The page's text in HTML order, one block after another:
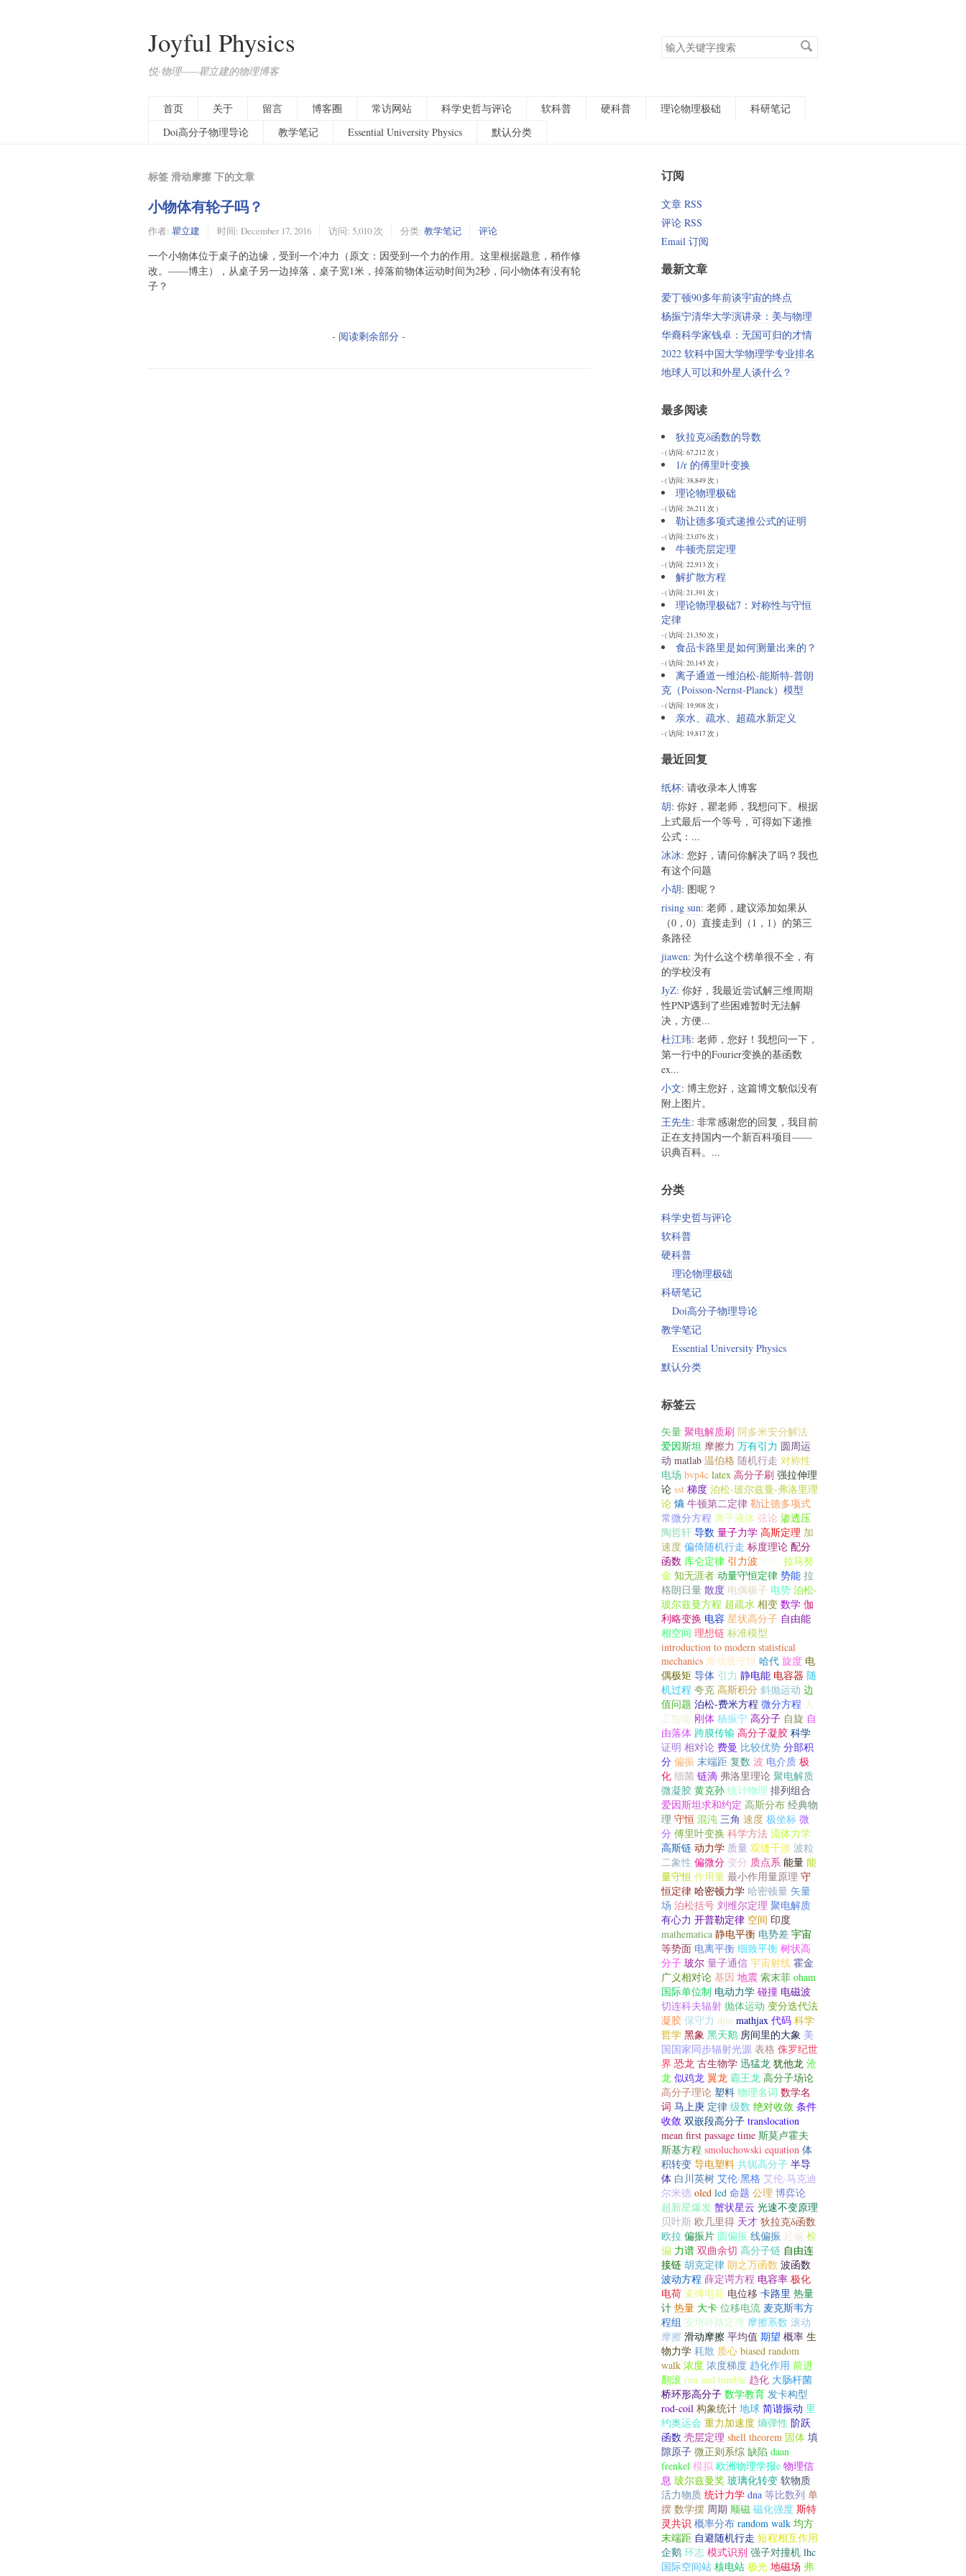
Joyful Physics
悦·物理——瞿立建的物理博客
搜
索
首页 关于 留言 博客圈 常访网站 科学史哲与评论 软科普 硬科普 理论物理极础
科研笔记
Doi高分子物理导论
教学笔记 Essential University Physics 默认分类
标签 滑动摩擦 下的文章
小物体有轮子吗？
作者: 瞿立建 时间: December 17, 2016 访问: 5,010 次 分类: 教学笔记 评论
一个小物体位于桌子的边缘，受到一个冲力（原文：因受到一个力的作用。这里根据题意，稍作修
改。——博主），从桌子另一边掉落，桌子宽1米，掉落前物体运动时间为2秒，问小物体有没有轮
子？
- 阅读剩余部分 -
订阅
文章 RSS
评论 RSS
Email 订阅
最新文章
爱丁顿90多年前谈宇宙的终点
杨振宁清华大学演讲录：美与物理
华裔科学家钱卓：无国可归的才情
2022 软科中国大学物理学专业排名
地球人可以和外星人谈什么？
最多阅读
狄拉克δ函数的导数
- ( 访问: 67,212 次 )
1/r 的傅里叶变换
- ( 访问: 38,849 次 )
理论物理极础
- ( 访问: 26,211 次 )
勒让德多项式递推公式的证明
- ( 访问: 23,076 次 )
牛顿壳层定理
- ( 访问: 22,913 次 )
解扩散方程
- ( 访问: 21,391 次 )
理论物理极础7：对称性与守恒
定律
- ( 访问: 21,350 次 )
食品卡路里是如何测量出来的？
- ( 访问: 20,145 次 )
离子通道一维泊松-能斯特-普朗
克（Poisson-Nernst-Planck）模型
- ( 访问: 19,908 次 )
亲水、疏水、超疏水新定义
- ( 访问: 19,817 次 )
最近回复
纸杯: 请收录本人博客
胡: 你好，瞿老师，我想问下。根据
上式最后一个等号，可得如下递推
公式：...
冰冰: 您好，请问你解决了吗？我也
有这个问题
小胡: 图呢？
rising sun: 老师，建议添加如果从
（0，0）直接走到（1，1）的第三
条路径
jiawen: 为什么这个榜单很不全，有
的学校没有
JyZ: 你好，我最近尝试解三维周期
性PNP遇到了些困难暂时无法解
决，方便...
杜江玮: 老师，您好！我想问一下，
第一行中的Fourier变换的基函数
ex...
小文: 博主您好，这篇博文貌似没有
附上图片。
王先生: 非常感谢您的回复，我目前
正在支持国内一个新百科项目——
识典百科。...
分类
科学史哲与评论
软科普
硬科普
理论物理极础
科研笔记
Doi高分子物理导论
教学笔记
Essential University Physics
默认分类
标签云
矢量 聚电解质刷 阿多米安分解法
爱因斯坦 摩擦力 万有引力 圆周运
动 matlab 温伯格 随机行走 对称性
电场 bvp4c latex 高分子刷 强拉伸理
论 sst 梯度 泊松-玻尔兹曼-弗洛里理
论 熵 牛顿第二定律 勒让德多项式
常微分方程 离子液体 弦论 渗透压
陶哲轩 导数 量子力学 高斯定理 加
速度 偏倚随机行走 标度理论 配分
函数 库仑定律 引力波 积分 拉马努
金 知无涯者 动量守恒定律 势能 拉
格朗日量 散度 电偶极子 电势 泊松-
玻尔兹曼方程 超疏水 相变 数学 伽
利略变换 电容 星状高分子 自由能
相空间 理想链 标准模型
introduction to modern statistical
mechanics 角动量守恒 哈代 旋度 电
偶极矩 导体 引力 静电能 电容器 随
机过程 夸克 高斯积分 斜抛运动 边
值问题 泊松-费米方程 微分方程 人
工智能 刚体 杨振宁 高分子 自旋 自
由落体 跨膜传输 高分子凝胶 科学
证明 相对论 费曼 比较优势 分部积
分 偏振 末端距 复数 波 电介质 极
化 细菌 链滴 弗洛里理论 聚电解质
微凝胶 黄克孙 统计物理 排列组合
爱因斯坦求和约定 高斯分布 经典物
理 守恒 混沌 三角 速度 极坐标 微
分 傅里叶变换 科学方法 流体力学
高斯链 动力学 质量 双缝干涉 波粒
二象性 偏微分 变分 质点系 能量 能
量守恒 作用量 最小作用量原理 守
恒定律 哈密顿力学 哈密顿量 矢量
场 泊松括号 刘维尔定理 聚电解质
有心力 开普勒定律 空间 印度
mathematica 静电平衡 电势差 宇宙
等势面 电离平衡 细致平衡 树状高
分子 玻尔 量子通信 宇宙射线 霍金
广义相对论 基因 地震 索末菲 oham
国际单位制 电动力学 碰撞 电磁波
切连科夫辐射 抛体运动 变分迭代法
凝胶 保守力 djm mathjax 代码 科学
哲学 黑象 黑天鹅 房间里的大象 美
国国家同步辐射光源 表格 侏罗纪世
界 恐龙 古生物学 迅猛龙 犹他龙 沧
龙 似鸡龙 翼龙 霸王龙 高分子场论
高分子理论 塑料 物理名词 数学名
词 马上庚 定律 级数 绝对收敛 条件
收敛 双嵌段高分子 translocation
mean first passage time 斯莫卢霍夫
斯基方程 smoluchowski equation 体
积转变 导电塑料 共轭高分子 半导
体 白川英树 艾伦·黑格 艾伦·马克迪
尔米德 oled led 命题 公理 博弈论
超新星爆发 蟹状星云 光速不变原理
贝叶斯 欧几里得 天才 狄拉克δ函数
欧拉 偏振片 圆偏振 线偏振 起偏 检
偏 力谱 双曲余切 高分子链 自由连
接链 胡克定律 朗之万函数 波函数
波动方程 薛定谔方程 电容率 极化
电荷 束缚电荷 电位移 卡路里 热量
计 热量 大卡 位移电流 麦克斯韦方
程组 安培环路定理 摩擦系数 滚动
摩擦 滑动摩擦 平均值 期望 概率 生
物力学 耗散 质心 biased random
walk 浓度 浓度梯度 趋化作用 前进
翻滚 run and tumble 趋化 大肠杆菌
桥环形高分子 数学教育 发卡构型
rod-coil 构象统计 地球 简谐振动 里
约奥运会 重力加速度 熵弹性 阶跃
函数 壳层定理 shell theorem 固体 填
隙原子 微正则系综 缺陷 daan
frenkel 模拟 欧洲物理学报e 物理信
息 玻尔兹曼奖 玻璃化转变 软物质
活力物质 统计力学 dna 等比数列 单
摆 数学摆 周期 顺磁 磁化强度 斯特
灵共识 概率分布 random walk 均方
末端距 自避随机行走 短程相互作用
企鹅 环志 模式识别 强子对撞机 lhc
国际空间站 核电站 极光 地磁场 弗